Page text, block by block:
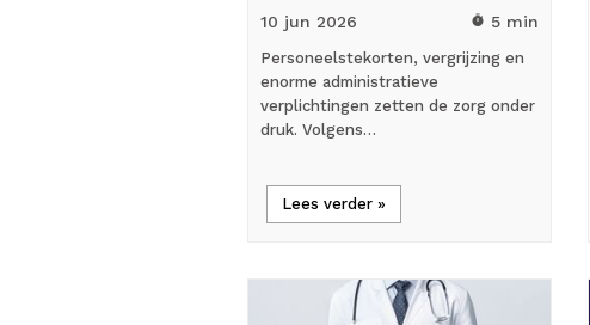
10 jun 2026 timer 5 min
Personeelstekorten, vergrijzing en
enorme administratieve
verplichtingen zetten de zorg onder
druk. Volgens…
Lees verder »